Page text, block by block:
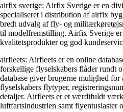
airfix sverige: Airfix Sverige er en
specialiseret i distribution af airfix
bredt udvalg af fly- og
til modelfremstilling. Airfix Sverige
kvalitetsprodukter og god
airfleets: Airfleets er en online
forskellige flyselskabers flåder rundt
database giver brugerne mulighed
flyselskabers flytyper,
detaljer. Airfleets er et værdifuldt
luftfartsindustrien samt flyentusiaster